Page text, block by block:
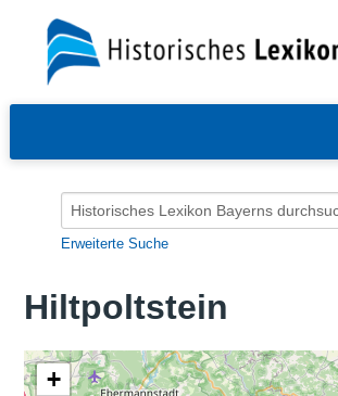
Erweiterte Suche
Hiltpoltstein
+